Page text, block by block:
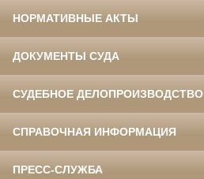
НОРМАТИВНЫЕ АКТЫ
ДОКУМЕНТЫ СУДА
СУДЕБНОЕ ДЕЛОПРОИЗВОДСТВО
СПРАВОЧНАЯ ИНФОРМАЦИЯ
ПРЕСС-СЛУЖБА